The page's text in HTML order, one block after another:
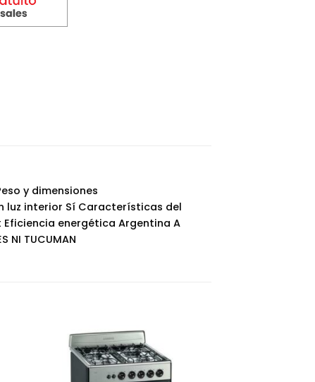
y dimensiones
luz interior Sí Características del
Eficiencia energética Argentina A
NI TUCUMAN